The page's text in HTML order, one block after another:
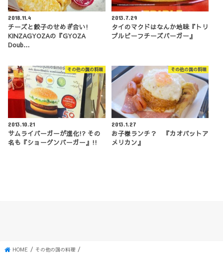
2018.11.4
チーズと餃子のせめぎ合い!
KINZAGYOZAの『GYOZA
Doub…
2013.7.29
タイのマクドはなんか地味『トリ
プルビーフチーズバーガー』
その他の国の料理
2013.10.21
サムライバーガーが進化!? その
名も『ショーグンバーガー』!!
その他の国の料理
2013.1.27
お子様ランチ？ 『カオパットア
メリカン』
HOME
その他の国の料理